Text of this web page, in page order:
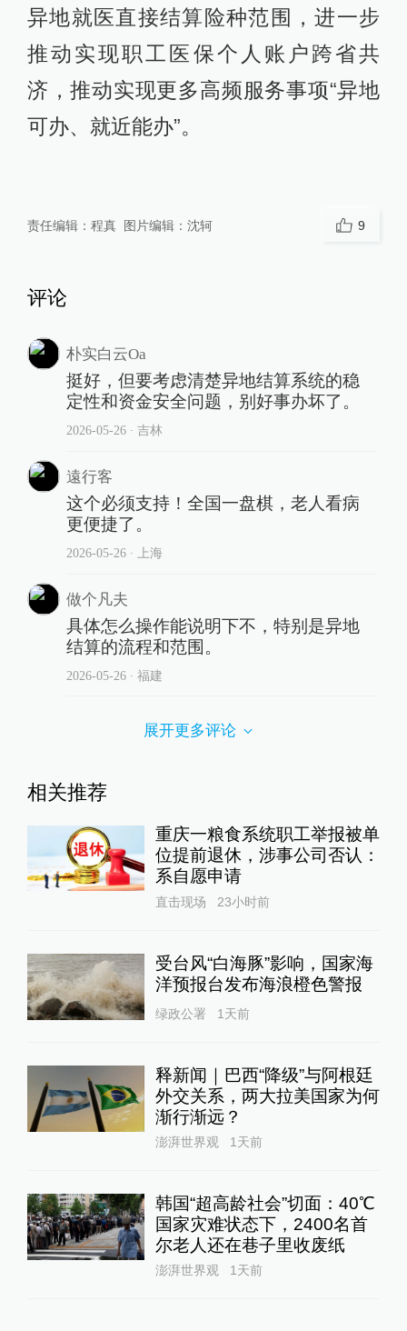
异地就医直接结算险种范围，进一步
推动实现职工医保个人账户跨省共
济，推动实现更多高频服务事项“异地
可办、就近能办”。
责任编辑： 程真 图片编辑： 沈轲 9
评论
朴实白云Oa
挺好，但要考虑清楚异地结算系统的稳
定性和资金安全问题，别好事办坏了。
2026-05-26∙ 吉林
遠行客
这个必须支持！全国一盘棋，老人看病
更便捷了。
2026-05-26∙ 上海
做个凡夫
具体怎么操作能说明下不，特别是异地
结算的流程和范围。
2026-05-26∙ 福建
展开更多评论
相关推荐
重庆一粮食系统职工举报被单
位提前退休，涉事公司否认：
系自愿申请
直击现场 23小时前
受台风“白海豚”影响，国家海
洋预报台发布海浪橙色警报
绿政公署 1天前
释新闻｜巴西“降级”与阿根廷
外交关系，两大拉美国家为何
渐行渐远？
澎湃世界观 1天前
韩国“超高龄社会”切面：40℃
国家灾难状态下，2400名首
尔老人还在巷子里收废纸
澎湃世界观 1天前